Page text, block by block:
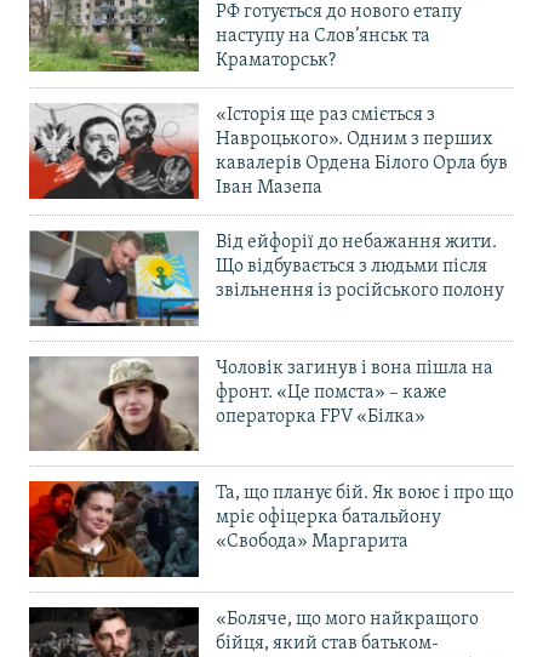
РФ готується до нового етапу
наступу на Слов’янськ та
Краматорськ?
«Історія ще раз сміється з
Навроцького». Одним з перших
кавалерів Ордена Білого Орла був
Іван Мазепа
Від ейфорії до небажання жити.
Що відбувається з людьми після
звільнення із російського полону
Чоловік загинув і вона пішла на
фронт. «Це помста» – каже
операторка FPV «Білка»
Та, що планує бій. Як воює і про що
мріє офіцерка батальйону
«Свобода» Маргарита
«Боляче, що мого найкращого
бійця, який став батьком-